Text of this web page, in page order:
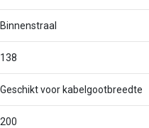
Binnenstraal
138
Geschikt voor kabelgootbreedte
200